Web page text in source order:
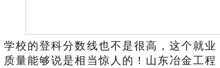
学校的登科分数线也不是很高，这个就业
质量能够说是相当惊人的！山东冶金工程